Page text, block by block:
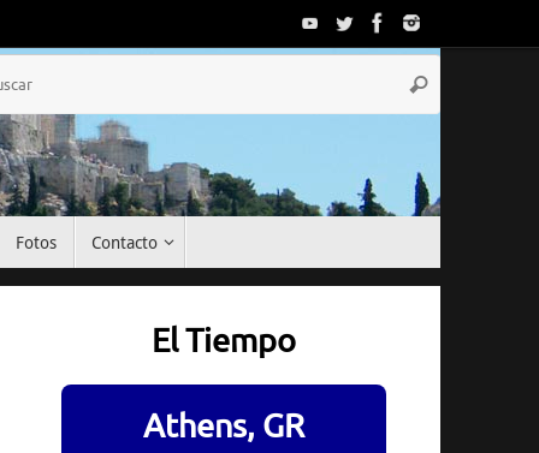
Buscar
Fotos Contacto
El Tiempo
Athens, GR